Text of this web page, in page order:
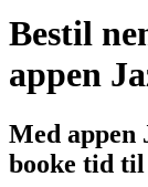
Bestil
appen
Med appen
booke tid til